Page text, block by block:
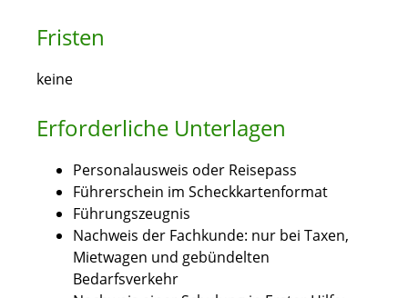
Fristen
keine
Erforderliche Unterlagen
Personalausweis oder Reisepass
Führerschein im Scheckkartenformat
Führungszeugnis
Nachweis der Fachkunde: nur bei Taxen,
Mietwagen und gebündelten
Bedarfsverkehr